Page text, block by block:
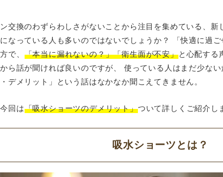
交換のわずらわしさがないことから注目を集めている、新
っている人も多いのではないでしょうか？ 「快適に過
で、 「本当に漏れないの？」「衛生面が不安」と心配する
ら話が聞ければ良いのですが、 使っている人はまだ少な
デメリット」という話はなかなか聞こえてきません。
回は「吸水ショーツのデメリット」ついて詳しくご紹介し
吸水ショーツとは？